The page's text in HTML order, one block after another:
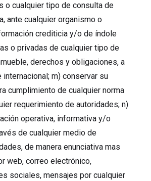
o cualquier tipo de consulta de
ante cualquier organismo o
crediticia y/o de índole
o privadas de cualquier tipo de
derechos y obligaciones, a
internacional; m) conservar su
cumplimiento de cualquier norma
requerimiento de autoridades; n)
operativa, informativa y/o
de cualquier medio de
de manera enunciativa mas
web, correo electrónico,
sociales, mensajes por cualquier